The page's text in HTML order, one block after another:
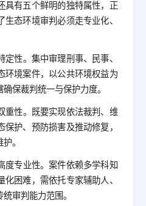
具有五个鲜明的独特属性，正
态环境审判必须走专业化、
定性。集中审理刑事、民事、
环境案件，以公共环境权益为
保裁判统一与保护力度。
重性。既要实现依法裁判、维
护、预防损害及推动修复，
。
度专业性。案件依赖多学科知
困难，需依托专家辅助人、
审判能力范围。